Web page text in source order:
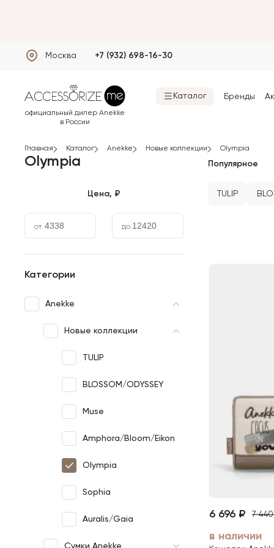
Москва +7 (932) 698-16-30
Каталог Бренды
Главная Каталог Anekke Новые коллекции Olympia
Фильтры и товары
Olympia
Цена, ₽
от до
Категории
Категории
Anekke
Новые коллекции
TULIP
BLOSSOM/ODYSSEY
Muse
Amphora/Bloom/Eikon
Olympia
Sophia
Auralis/Gaia
Сумки Anekke
Популярное
TULIP
7
6 696 ₽
в наличии